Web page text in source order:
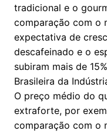
tradicional e o
comparação com o
expectativa de
descafeinado e o
subiram mais de
Brasileira da
O preço médio do
extraforte, por
comparação com o